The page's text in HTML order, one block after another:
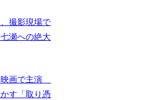
撮影現場で
瀬への絶大
映画で主演
す「取り憑